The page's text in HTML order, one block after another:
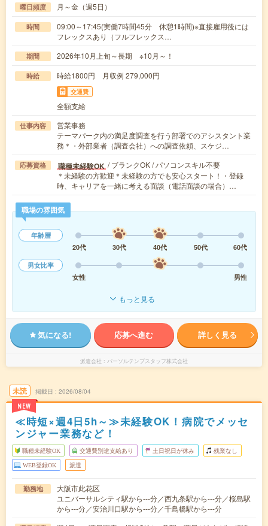
曜日頻度 月～金（週5日）
時間
09:00～17:45(実働7時間45分 休憩1時間)※直接雇用後には
フレックスあり（フルフレックス…
期間 2026年10月上旬～長期 ※10月～！
時給 時給1800円 月収例 279,000円
交通費
全額支給
仕事内容
営業事務
テーマパーク内の満足度調査を行う部署でのアシスタント業
務＊・外部業者（調査会社）への調査依頼、スケジ…
応募資格 職種未経験OK / ブランクOK / パソコンスキル不要
＊未経験の方歓迎＊未経験の方でも安心スタート！・登録
時、キャリアを一緒に考える面談（電話面談の場合）…
職場の雰囲気
年齢層
20代
30代 40代 50代
60代
男女比率
女性
男性
もっと見る
気になる! 応募へ進む 詳しく見る
派遣会社 パーソルテンプスタッフ株式会社
未読
NEW
掲載日 2026/08/04
≪時短×週4日5h～≫未経験OK！病院でメッセ
ンジャー業務など！
職種未経験OK 交通費別途支給あり 土日祝日が休み 残業なし
WEB登録OK 派遣
勤務地
大阪市此花区
ユニバーサルシティ駅から---分／西九条駅から---分／桜島駅
から---分／安治川口駅から---分／千鳥橋駅から---分